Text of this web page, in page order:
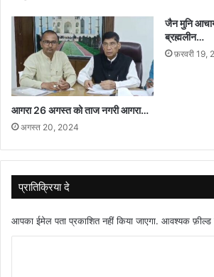
आगरा 26 अगस्त को ताज नगरी आगरा…
अगस्त 20, 2024
जैन मुनि
ब्रह्मलीन…
फ़रवरी 19,
प्रातिक्रिया दे
आपका ईमेल पता प्रकाशित नहीं किया जाएगा. आवश्यक फ़ील्ड